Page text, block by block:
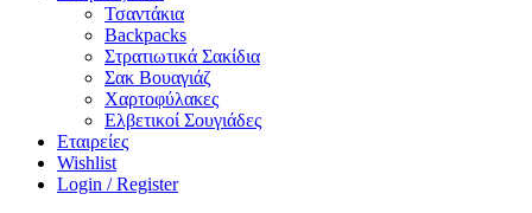
Τσαντάκια
Backpacks
Στρατιωτικά Σακίδια
Σακ Βουαγιάζ
Χαρτοφύλακες
Ελβετικοί Σουγιάδες
Εταιρείες
Wishlist
Login / Register